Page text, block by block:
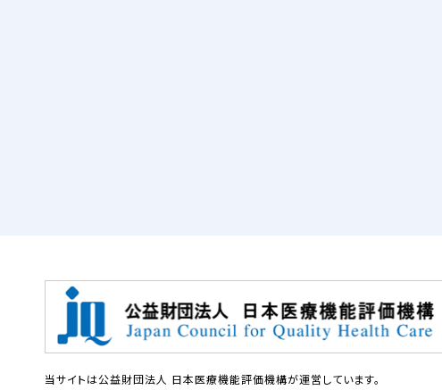
当サイトは公益財団法人 日本医療機能評価機構が運営しています。